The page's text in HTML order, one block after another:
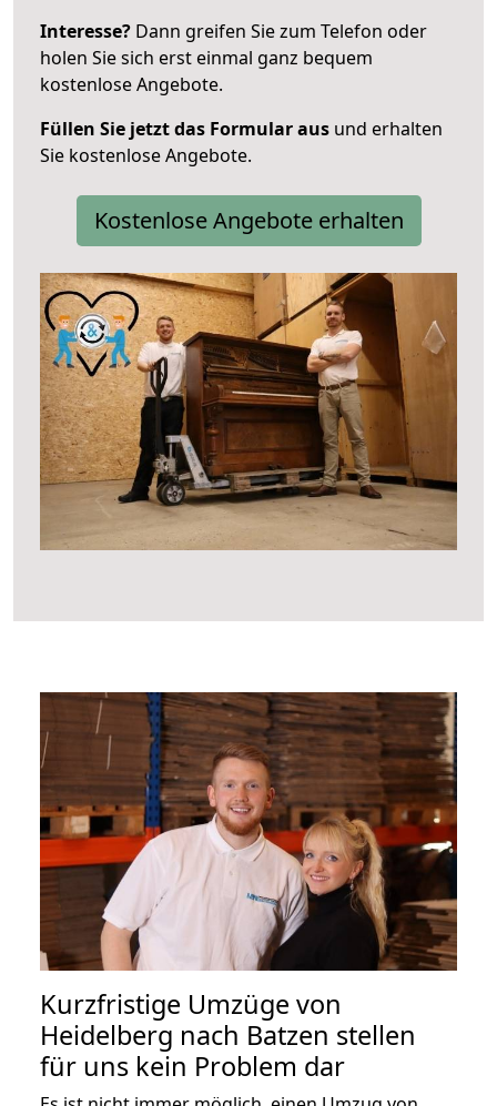
Interesse? Dann greifen Sie zum Telefon oder
holen Sie sich erst einmal ganz bequem
kostenlose Angebote.
Füllen Sie jetzt das Formular aus und erhalten
Sie kostenlose Angebote.
Kostenlose Angebote erhalten
Kurzfristige Umzüge von
Heidelberg nach Batzen stellen
für uns kein Problem dar